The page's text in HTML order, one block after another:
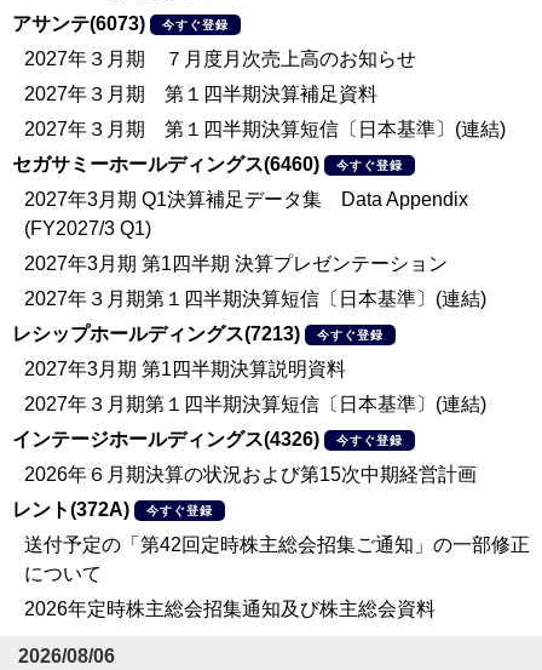
アサンテ(6073)
今すぐ登録
2027年３月期 ７月度月次売上高のお知らせ
2027年３月期 第１四半期決算補足資料
2027年３月期 第１四半期決算短信〔日本基準〕(連結)
セガサミーホールディングス(6460)
今すぐ登録
2027年3月期 Q1決算補足データ集 Data Appendix
(FY2027/3 Q1)
2027年3月期 第1四半期 決算プレゼンテーション
2027年３月期第１四半期決算短信〔日本基準〕(連結)
レシップホールディングス(7213)
今すぐ登録
2027年3月期 第1四半期決算説明資料
2027年３月期第１四半期決算短信〔日本基準〕(連結)
インテージホールディングス(4326)
今すぐ登録
2026年６月期決算の状況および第15次中期経営計画
レント(372A)
今すぐ登録
送付予定の「第42回定時株主総会招集ご通知」の一部修正
について
2026年定時株主総会招集通知及び株主総会資料
2026/08/06